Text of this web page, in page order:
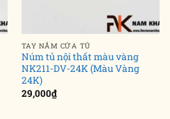
TAY NẮM CỬA TỦ
Núm tủ nội thất màu vàng
NK211-DV-24K (Màu Vàng
24K)
29,000₫